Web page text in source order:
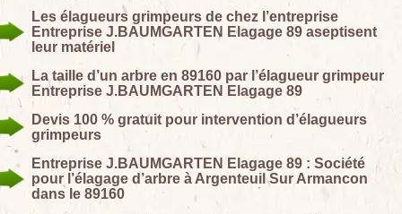
Les élagueurs grimpeurs de chez l’entreprise
Entreprise J.BAUMGARTEN Elagage 89 aseptisent
leur matériel
La taille d’un arbre en 89160 par l’élagueur grimpeur
Entreprise J.BAUMGARTEN Elagage 89
Devis 100 % gratuit pour intervention d’élagueurs
grimpeurs
Entreprise J.BAUMGARTEN Elagage 89 : Société
pour l’élagage d’arbre à Argenteuil Sur Armancon
dans le 89160